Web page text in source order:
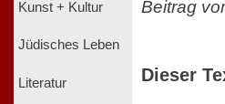
Kunst + Kultur
Jüdisches Leben
Literatur
Beitrag
Dieser